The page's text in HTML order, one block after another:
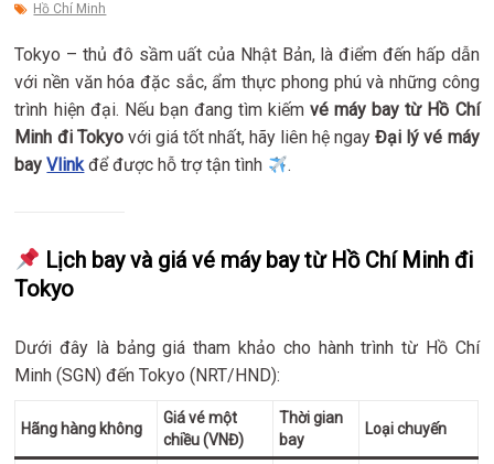
Hồ Chí Minh
Tokyo – thủ đô sầm uất của Nhật Bản, là điểm đến hấp dẫn
với nền văn hóa đặc sắc, ẩm thực phong phú và những công
trình hiện đại. Nếu bạn đang tìm kiếmvé máy bay từ Hồ Chí
Minh đi Tokyovới giá tốt nhất, hãy liên hệ ngayĐại lý vé máy
bayVlinkđể được hỗ trợ tận tình .
Lịch bay và giá vé máy bay từ Hồ Chí Minh đi
Tokyo
Dưới đây là bảng giá tham khảo cho hành trình từ Hồ Chí
Minh (SGN) đến Tokyo (NRT/HND):
Hãng hàng không
Giá vé một
chiều (VNĐ)
Thời gian
bay
Loại chuyến